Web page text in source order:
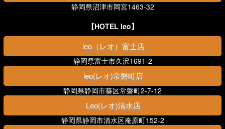
静岡県沼津市岡宮1463-32
【HOTEL leo】
leo（レオ）富士店
静岡県富士市久沢1691-2
leo(レオ)常磐町店
静岡県静岡市葵区常磐町2-7-12
Leo(レオ)清水店
静岡県静岡市清水区庵原町152-2